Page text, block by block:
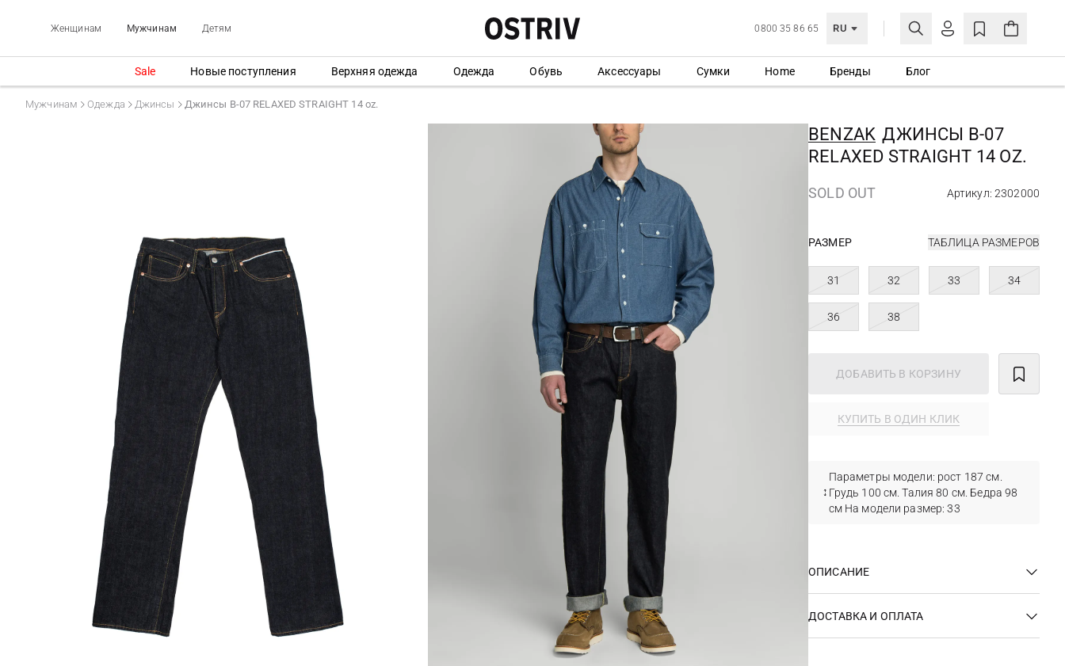
Женщинам Мужчинам Детям 0800 35 86 65 RU
ЛИЧНЫЙ КАБИНЕТ
Еще не зарегистрированы?
СОЗДАТЬ УЧЕТНУЮ ЗАПИСЬ
Sale Новые поступления Верхняя одежда Одежда Обувь Аксессуары Сумки Home Бренды Блог
Мужчинам Одежда Джинсы Джинсы B-07 RELAXED STRAIGHT 14 oz.
BENZAK ДЖИНСЫ B-07
RELAXED STRAIGHT 14 OZ.
SOLD OUT Артикул: 2302000
РАЗМЕР ТАБЛИЦА РАЗМЕРОВ
31 32 33 34
36 38
ДОБАВИТЬ В КОРЗИНУ
КУПИТЬ В ОДИН КЛИК
Параметры модели: рост 187 см.
Грудь 100 см. Талия 80 см. Бедра 98
см На модели размер: 33
ОПИСАНИЕ
ДОСТАВКА И ОПЛАТА